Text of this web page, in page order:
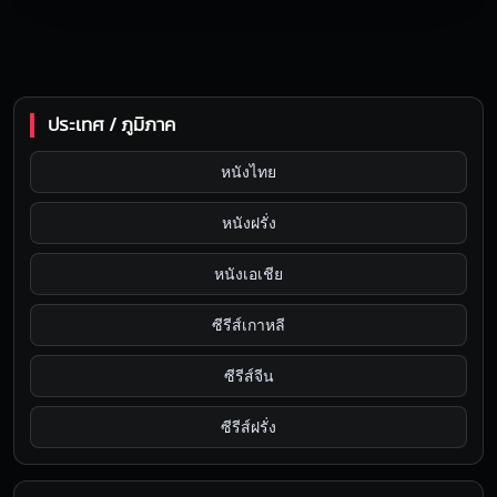
ประเทศ / ภูมิภาค
หนังไทย
หนังฝรั่ง
หนังเอเชีย
ซีรีส์เกาหลี
ซีรีส์จีน
ซีรีส์ฝรั่ง